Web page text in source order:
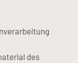
des